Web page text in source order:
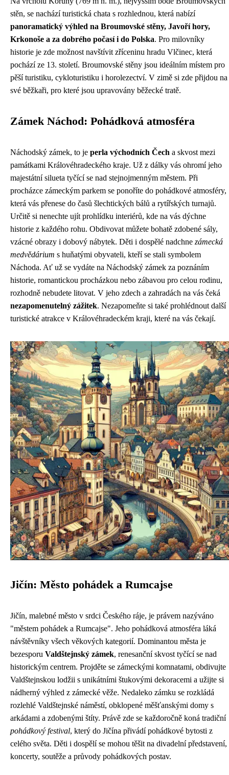
stěn, se nachází turistická chata s rozhlednou, která nabízí
panoramatický výhled na Broumovské stěny, Javoří hory,
Krkonoše a za dobrého počasí i do Polska. Pro milovníky
historie je zde možnost navštívit zříceninu hradu Vlčinec, která
pochází ze 13. století. Broumovské stěny jsou ideálním místem pro
pěší turistiku, cykloturistiku i horolezectví. V zimě si zde přijdou na
své běžkaři, pro které jsou upravovány běžecké tratě.
Zámek Náchod: Pohádková atmosféra
Náchodský zámek, to je perla východních Čech a skvost mezi
památkami Královéhradeckého kraje. Už z dálky vás ohromí jeho
majestátní silueta tyčící se nad stejnojmenným městem. Při
procházce zámeckým parkem se ponoříte do pohádkové atmosféry,
která vás přenese do časů šlechtických bálů a rytířských turnajů.
Určitě si nenechte ujít prohlídku interiérů, kde na vás dýchne
historie z každého rohu. Obdivovat můžete bohatě zdobené sály,
vzácné obrazy i dobový nábytek. Děti i dospělé nadchne zámecká
medvědárium s huňatými obyvateli, kteří se stali symbolem
Náchoda. Ať už se vydáte na Náchodský zámek za poznáním
historie, romantickou procházkou nebo zábavou pro celou rodinu,
rozhodně nebudete litovat. V jeho zdech a zahradách na vás čeká
nezapomenutelný zážitek. Nezapomeňte si také prohlédnout další
turistické atrakce v Královéhradeckém kraji, které na vás čekají.
Jičín: Město pohádek a Rumcajse
Jičín, malebné město v srdci Českého ráje, je právem nazýváno
"městem pohádek a Rumcajse". Jeho pohádková atmosféra láká
návštěvníky všech věkových kategorií. Dominantou města je
bezesporu Valdštejnský zámek, renesanční skvost tyčící se nad
historickým centrem. Projděte se zámeckými komnatami, obdivujte
Valdštejnskou lodžii s unikátními štukovými dekoracemi a užijte si
nádherný výhled z zámecké věže. Nedaleko zámku se rozkládá
rozlehlé Valdštejnské náměstí, obklopené měšťanskými domy s
arkádami a zdobenými štíty. Právě zde se každoročně koná tradiční
pohádkový festival, který do Jičína přivádí pohádkové bytosti z
celého světa. Děti i dospělí se mohou těšit na divadelní představení,
koncerty, soutěže a průvody pohádkových postav.